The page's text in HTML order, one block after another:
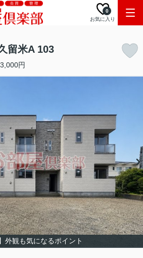
お気に入り
0
留米A 103
円
外観も気になるポイント